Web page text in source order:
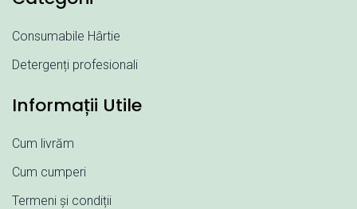
Consumabile Hârtie
Detergenți profesionali
Informații Utile
Cum livrăm
Cum cumperi
Termeni și condiții